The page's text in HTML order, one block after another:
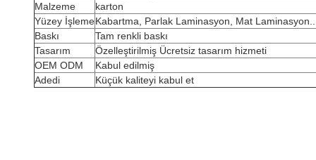
Malzeme
karton
Yüzey İşlemeKabartma, Parlak Laminasyon, Mat Laminasyon...
Baskı
Tam renkli baskı
Tasarım
Özelleştirilmiş Ücretsiz tasarım hizmeti
OEM ODM
Kabul edilmiş
Adedi
Küçük kaliteyi kabul et